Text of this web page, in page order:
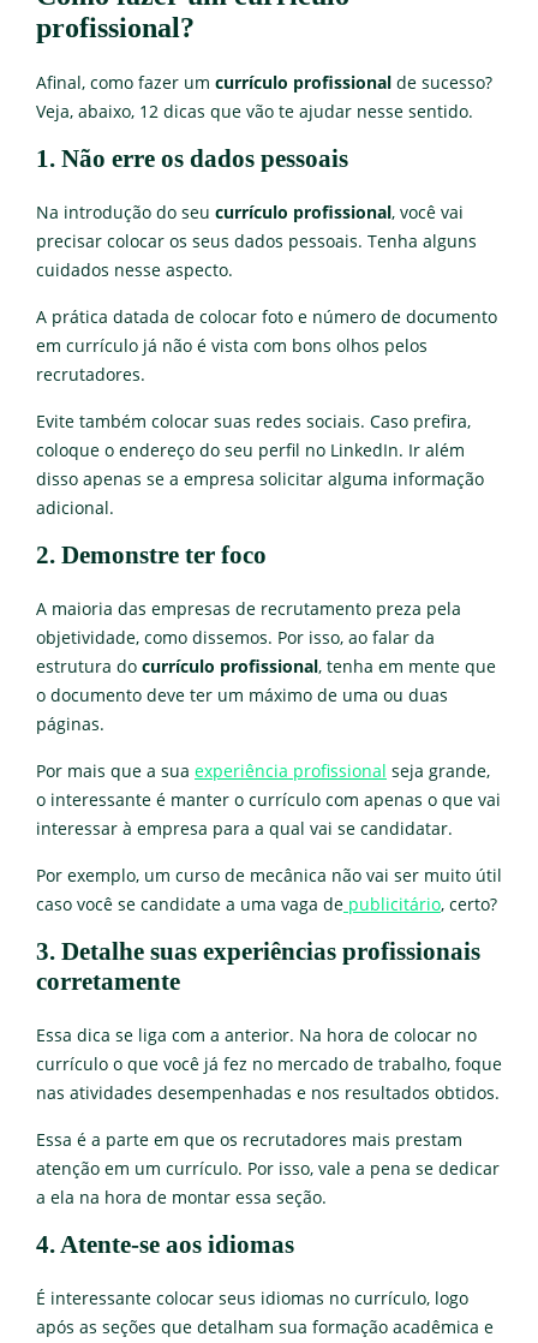
profissional?
Afinal, como fazer um currículo profissional de sucesso?
Veja, abaixo, 12 dicas que vão te ajudar nesse sentido.
1. Não erre os dados pessoais
Na introdução do seu currículo profissional, você vai
precisar colocar os seus dados pessoais. Tenha alguns
cuidados nesse aspecto.
A prática datada de colocar foto e número de documento
em currículo já não é vista com bons olhos pelos
recrutadores.
Evite também colocar suas redes sociais. Caso prefira,
coloque o endereço do seu perfil no LinkedIn. Ir além
disso apenas se a empresa solicitar alguma informação
adicional.
2. Demonstre ter foco
A maioria das empresas de recrutamento preza pela
objetividade, como dissemos. Por isso, ao falar da
estrutura do currículo profissional, tenha em mente que
o documento deve ter um máximo de uma ou duas
páginas.
Por mais que a sua experiência profissional seja grande,
o interessante é manter o currículo com apenas o que vai
interessar à empresa para a qual vai se candidatar.
Por exemplo, um curso de mecânica não vai ser muito útil
caso você se candidate a uma vaga de publicitário, certo?
3. Detalhe suas experiências profissionais
corretamente
Essa dica se liga com a anterior. Na hora de colocar no
currículo o que você já fez no mercado de trabalho, foque
nas atividades desempenhadas e nos resultados obtidos.
Essa é a parte em que os recrutadores mais prestam
atenção em um currículo. Por isso, vale a pena se dedicar
a ela na hora de montar essa seção.
4. Atente-se aos idiomas
É interessante colocar seus idiomas no currículo, logo
após as seções que detalham sua formação acadêmica e